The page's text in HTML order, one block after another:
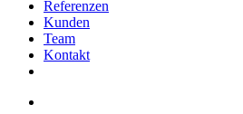
Referenzen
Kunden
Team
Kontakt